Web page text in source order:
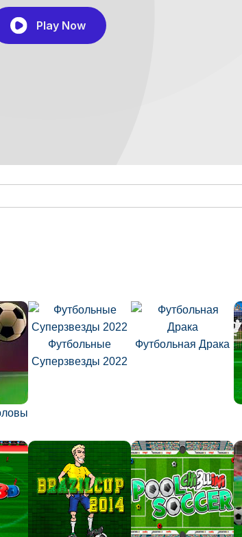
Футбольные
Суперзвезды 2022
Футбольная Драка